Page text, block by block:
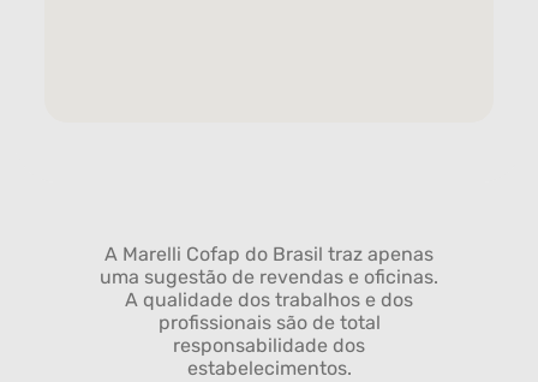
A Marelli Cofap do Brasil traz apenas
uma sugestão de revendas e oficinas.
A qualidade dos trabalhos e dos
profissionais são de total
responsabilidade dos
estabelecimentos.